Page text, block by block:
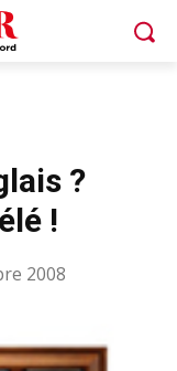
?
!
2008